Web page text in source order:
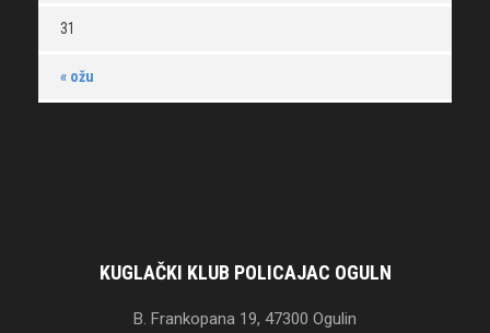
« ožu
31
KUGLAČKI KLUB POLICAJAC OGULN
B. Frankopana 19, 47300 Ogulin